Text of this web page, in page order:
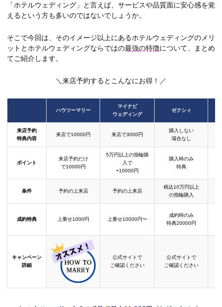
「ホテルウェディング」と言えば、サービスや品質面に安心感を覚
えるという方も多いのではないでしょうか。
そこで今回は、そのイメージ以上にあるホテルウェディングのメリ
ットとホテルウェディングならではの最強の特徴について、まとめ
てご紹介します。
＼来店予約するとこんなにお得！／
ハウツーマリー
マイナビ
ウェディング
ゼクシィ
来店予約
特典内容
来店で10000円 来店で3000円
購入しない
場合なし
ポイント
来店予約だけ
で10000円
5万円以上の指輪購
入で
+10000円
購入時のみ
特典
条件 予約の上来店 予約の上来店
税込10万円以上
の指輪購入
成約特典 上乗せ1000円 上乗せ10000円〜
成約時のみ
特典20000円
キャンペーン
詳細
公式サイトで
ご確認ください
公式サイトで
ご確認ください